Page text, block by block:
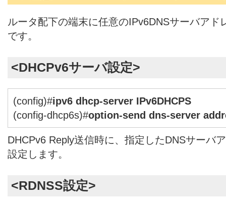
ルータ配下の端末に任意のIPv6DNSサーバアド
です。
<DHCPv6サーバ設定>
(config)#ipv6 dhcp-server IPv6DHCPS
(config-dhcp6s)#option-send dns-server
DHCPv6 Reply送信時に、指定したDNSサーバ
設定します。
<RDNSS設定>